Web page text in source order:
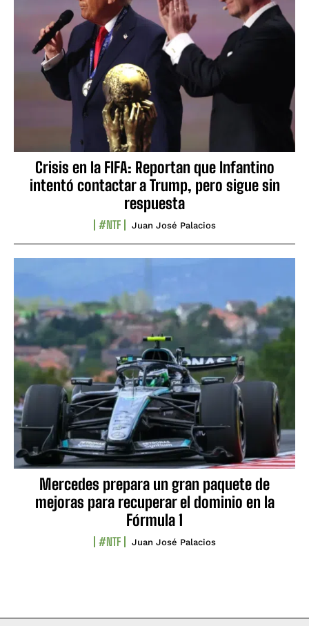
Crisis en la FIFA: Reportan que Infantino
intentó contactar a Trump, pero sigue sin
respuesta
#NTF Juan José Palacios
Mercedes prepara un gran paquete de
mejoras para recuperar el dominio en la
Fórmula 1
#NTF Juan José Palacios